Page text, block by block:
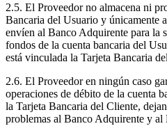
2.5. El Proveedor no almacena ni
Bancaria del Usuario y únicamente
envíen al Banco Adquirente para la
fondos de la cuenta bancaria del
está vinculada la Tarjeta Bancaria
2.6. El Proveedor en ningún caso
operaciones de débito de la cuenta
la Tarjeta Bancaria del Cliente,
problemas al Banco Adquirente y al